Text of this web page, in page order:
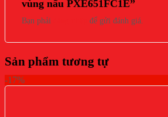
vùng nấu PXE651FC1E”
Bạn phải để gửi đánh giá.
Sản phẩm tương tự
-17%